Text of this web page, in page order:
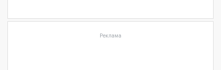
Реклама